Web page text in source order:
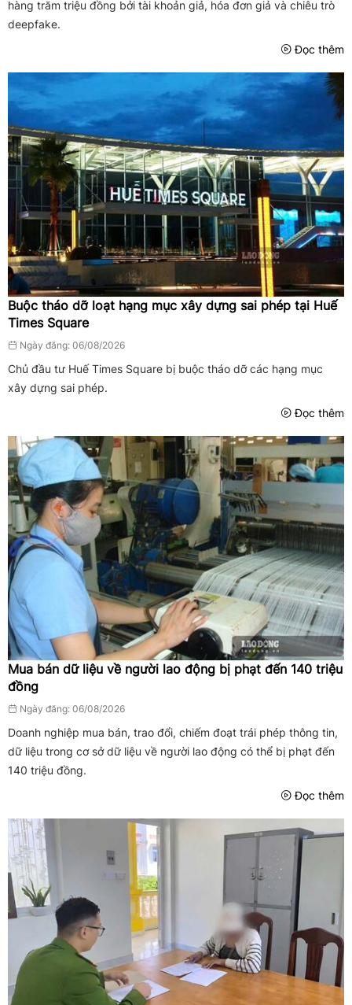
hàng trăm triệu đồng bởi tài khoản giả, hóa đơn giả và chiêu trò
deepfake.
Đọc thêm
Buộc tháo dỡ loạt hạng mục xây dựng sai phép tại Huế
Times Square
Ngày đăng: 06/08/2026
Chủ đầu tư Huế Times Square bị buộc tháo dỡ các hạng mục
xây dựng sai phép.
Đọc thêm
Mua bán dữ liệu về người lao động bị phạt đến 140 triệu
đồng
Ngày đăng: 06/08/2026
Doanh nghiệp mua bán, trao đổi, chiếm đoạt trái phép thông tin,
dữ liệu trong cơ sở dữ liệu về người lao động có thể bị phạt đến
140 triệu đồng.
Đọc thêm